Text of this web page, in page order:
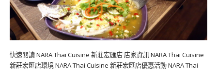
快速閱讀 NARA Thai Cuisine 新莊宏匯店 店家資訊 NARA Thai Cuisine
新莊宏匯店環境 NARA Thai Cuisine 新莊宏匯店優惠活動 NARA Thai